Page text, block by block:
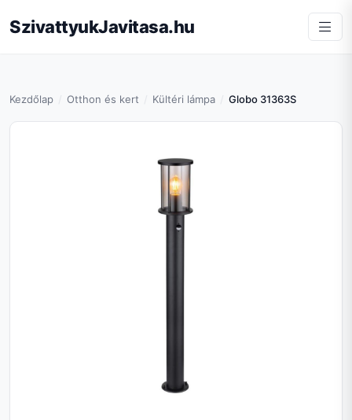
SzivattyukJavitasa.hu
Kezdőlap Otthon és kert Kültéri lámpa Globo 31363S